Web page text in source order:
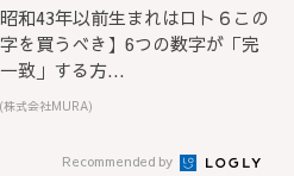
昭和43年以前生まれはロト６この
を買うべき】6つの数字が「完
致」する方...
株式会社MURA)
Recommended by